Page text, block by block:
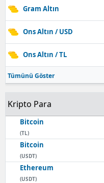
Gram Altın
Ons Altın / USD
Ons Altın / TL
Tümünü Göster
Kripto Para
Bitcoin
(TL)
Bitcoin
(USDT)
Ethereum
(USDT)